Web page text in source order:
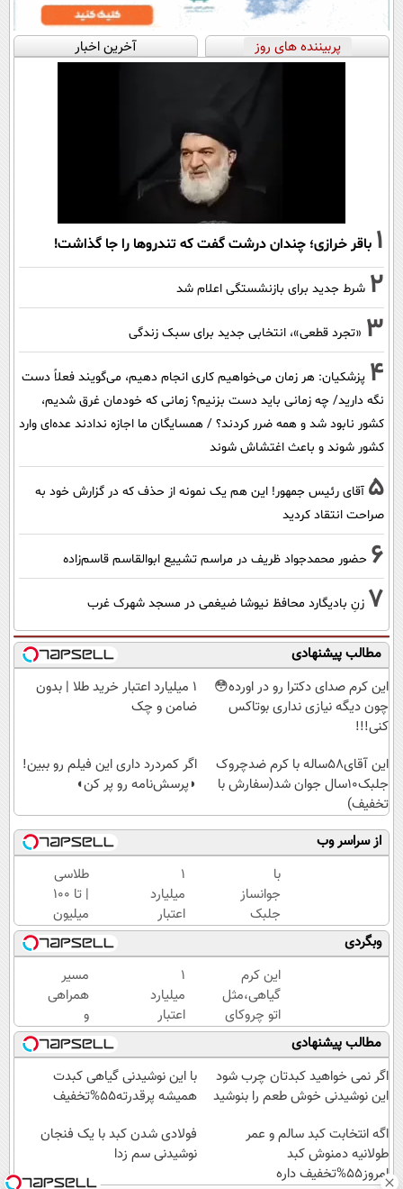
پربیننده های روز آخرین اخبار
1 باقر خرازی؛ چندان درشت گفت که تندروها را جا گذاشت!
2 شرط جدید برای بازنشستگی اعلام شد
3 «تجرد قطعی»، انتخابی جدید برای سبک زندگی
4 پزشکیان: هر زمان می‌خواهیم کاری انجام دهیم، می‌گویند فعلاً دست
نگه دارید/ چه زمانی باید دست بزنیم؟ زمانی که خودمان غرق شدیم،
کشور نابود شد و همه ضرر کردند؟ / همسایگان ما اجازه ندادند عده‌ای وارد
کشور شوند و باعث اغتشاش شوند
5 آقای رئیس جمهور! این هم یک نمونه از حذف که در گزارش خود به
صراحت انتقاد کردید
6 حضور محمدجواد ظریف در مراسم تشییع ابوالقاسم قاسم‌زاده
7 زنِ بادیگارد محافظ نیوشا ضیغمی در مسجد شهرک غرب
مطالب پیشنهادی
این کرم صدای دکترا رو در اورده😳
چون دیگه نیازی نداری بوتاکس
کنی!!!
۱ میلیارد اعتبار خرید طلا | بدون
ضامن و چک
این آقای58ساله با کرم ضدچروک
جلبک10سال جوان شد(سفارش با
تخفیف)
اگر کمردرد داری این فیلم رو ببین!
◗پرسش‌نامه رو پر کن◖
از سراسر وب
با
جوانساز
جلبک
عید
امسال
۱۰سال
جوون
تری
۱
میلیارد
اعتبار
خرید
طلا |
بدون
ضامن
و چک
طلاسی
| تا 100
میلیون
وام
آنی
خرید
طلا💰
ثبت
نام
کن!
وبگردی
این کرم
گیاهی،مثل
اتو چروکای
پوستتوصاف
میکنه!50%تخفیف
۱
میلیارد
اعتبار
خرید
طلا |
بدون
ضامن
مسیر
همراهی
و
گزارش
عملکرد
گروه
اسنپ
۱۴۰۴
مطالب پیشنهادی
اگر نمی خواهید کبدتان چرب شود
این نوشیدنی خوش طعم را بنوشید
با این نوشیدنی گیاهی کبدت
همیشه پرقدرته55%تخفیف
اگه انتخابت کبد سالم و عمر
طولانیه دمنوش کبد
امروز55%تخفیف داره
فولادی شدن کبد با یک فنجان
نوشیدنی سم زدا